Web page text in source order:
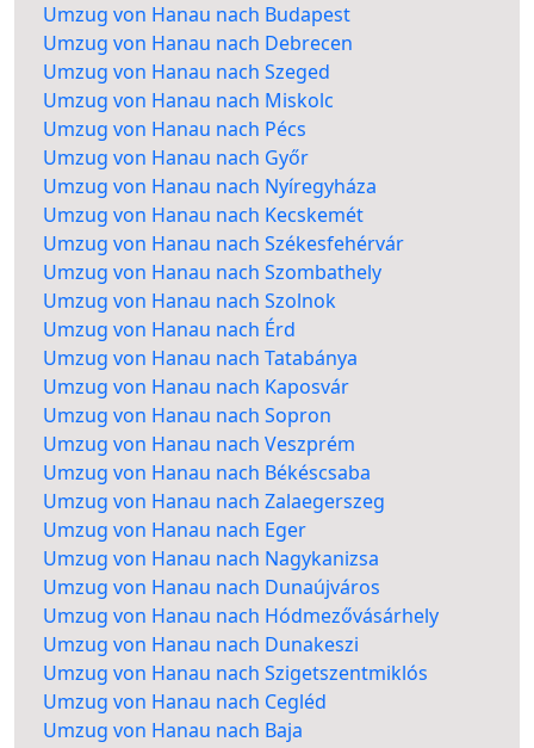
Umzug von Hanau nach Budapest
Umzug von Hanau nach Debrecen
Umzug von Hanau nach Szeged
Umzug von Hanau nach Miskolc
Umzug von Hanau nach Pécs
Umzug von Hanau nach Győr
Umzug von Hanau nach Nyíregyháza
Umzug von Hanau nach Kecskemét
Umzug von Hanau nach Székesfehérvár
Umzug von Hanau nach Szombathely
Umzug von Hanau nach Szolnok
Umzug von Hanau nach Érd
Umzug von Hanau nach Tatabánya
Umzug von Hanau nach Kaposvár
Umzug von Hanau nach Sopron
Umzug von Hanau nach Veszprém
Umzug von Hanau nach Békéscsaba
Umzug von Hanau nach Zalaegerszeg
Umzug von Hanau nach Eger
Umzug von Hanau nach Nagykanizsa
Umzug von Hanau nach Dunaújváros
Umzug von Hanau nach Hódmezővásárhely
Umzug von Hanau nach Dunakeszi
Umzug von Hanau nach Szigetszentmiklós
Umzug von Hanau nach Cegléd
Umzug von Hanau nach Baja